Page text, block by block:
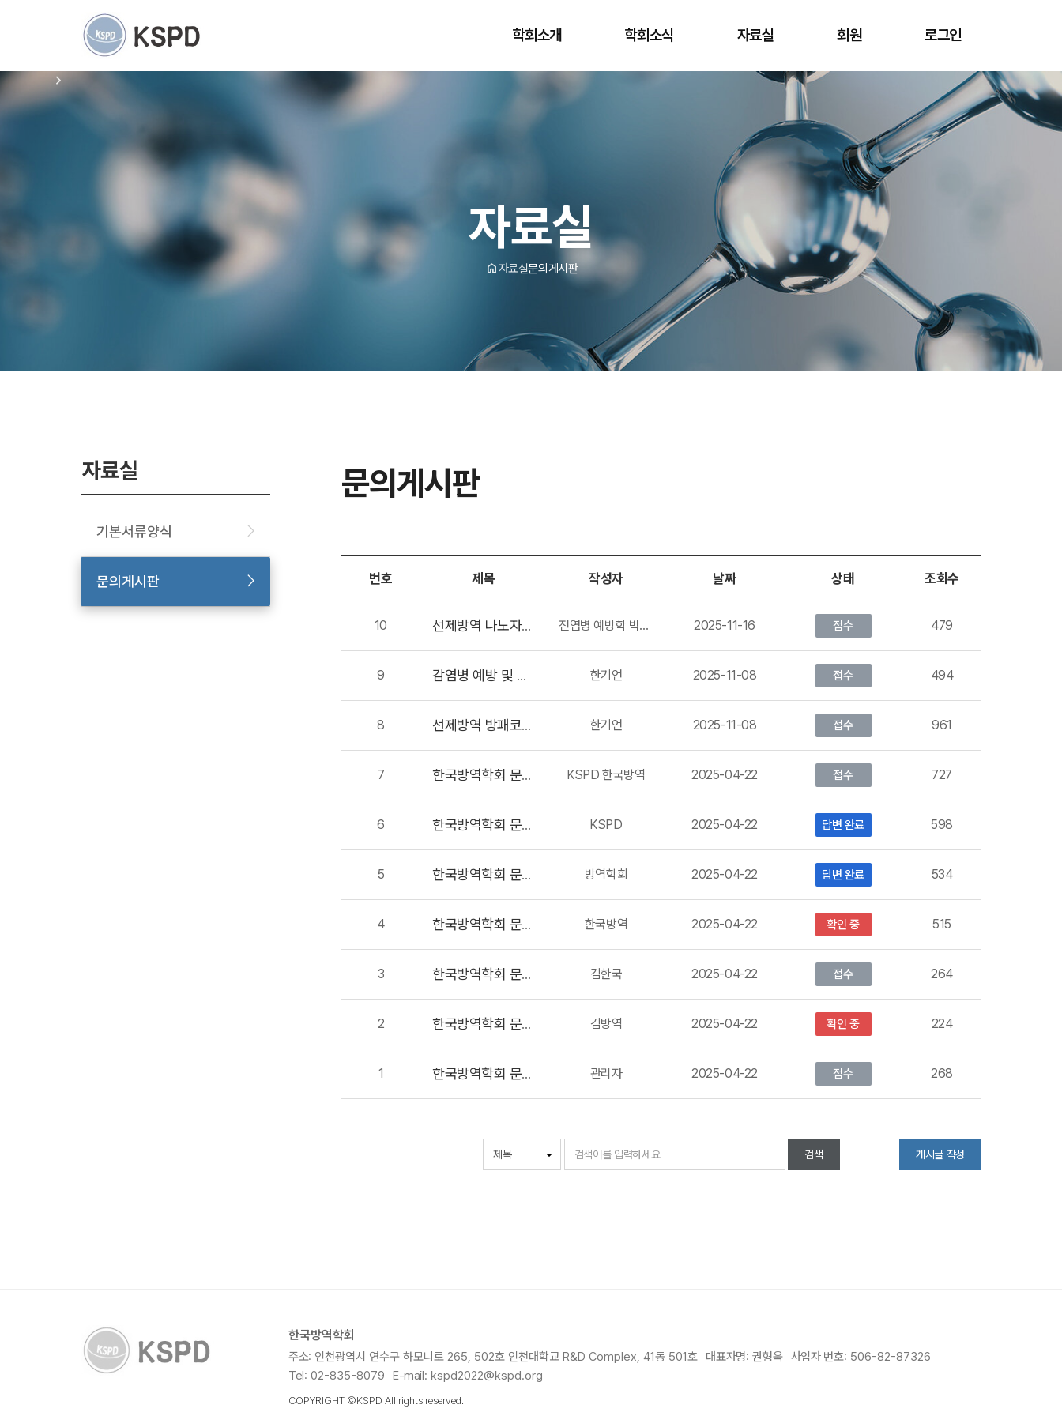
학회소개 학회소식 자료실 회원 로그인
자료실
home자료실문의게시판
자료실
기본서류양식
문의게시판
문의게시판
번호 제목 작성자 날짜 상태 조회수
10 선제방역 나노자이트 논문 발표 전염병 예방학 박사 한기언 2025-11-16 접수 479
9 감염병 예방 및 관리 방안 한기언 2025-11-08 접수 494
8 선제방역 방패코비치 공개 1
한기언 2025-11-08 접수 961
7 한국방역학회 문의사항있습니다. KSPD 한국방역 2025-04-22 접수 727
6 한국방역학회 문의사항있습니다. KSPD 2025-04-22 답변 완료 598
5 한국방역학회 문의사항있습니다. 방역학회 2025-04-22 답변 완료 534
4 한국방역학회 문의사항있습니다. 한국방역 2025-04-22 확인 중 515
3 한국방역학회 문의사항있습니다. 김한국 2025-04-22 접수 264
2 한국방역학회 문의사항있습니다. 김방역 2025-04-22 확인 중 224
1 한국방역학회 문의사항있습니다. 관리자 2025-04-22 접수 268
검색 게시글 작성
한국방역학회
주소: 인천광역시 연수구 하모니로 265, 502호 인천대학교 R&D Complex, 41동 501호 대표자명: 권형욱 사업자 번호: 506-82-87326
Tel: 02-835-8079 E-mail: kspd2022@kspd.org
COPYRIGHT ©KSPD All rights reserved.